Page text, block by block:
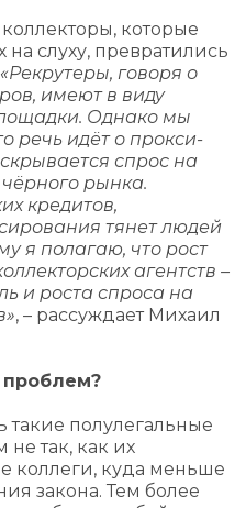
которые
слуху, превратились
«Рекрутеры, говоря о
имеют в виду
Однако мы
речь идёт о прокси-
спрос на
рынка.
кредитов,
тянет людей
я полагаю, что рост
агентств –
и роста спроса на
, – рассуждает Михаил
проблем?
такие полулегальные
не так, как их
коллеги, куда меньше
закона. Тем более